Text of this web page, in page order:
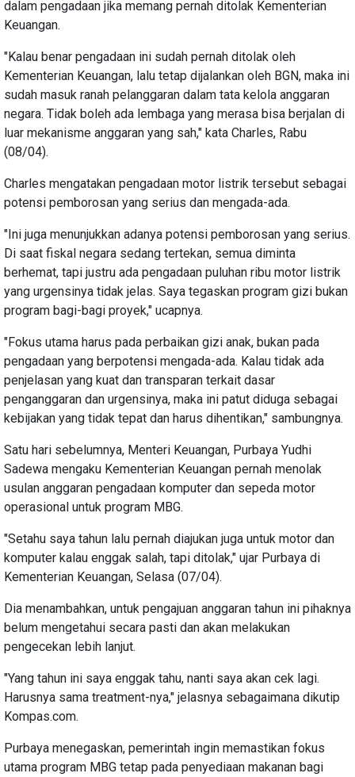
dalam pengadaan jika memang pernah ditolak Kementerian
Keuangan.
"Kalau benar pengadaan ini sudah pernah ditolak oleh
Kementerian Keuangan, lalu tetap dijalankan oleh BGN, maka ini
sudah masuk ranah pelanggaran dalam tata kelola anggaran
negara. Tidak boleh ada lembaga yang merasa bisa berjalan di
luar mekanisme anggaran yang sah," kata Charles, Rabu
(08/04).
Charles mengatakan pengadaan motor listrik tersebut sebagai
potensi pemborosan yang serius dan mengada-ada.
"Ini juga menunjukkan adanya potensi pemborosan yang serius.
Di saat fiskal negara sedang tertekan, semua diminta
berhemat, tapi justru ada pengadaan puluhan ribu motor listrik
yang urgensinya tidak jelas. Saya tegaskan program gizi bukan
program bagi-bagi proyek," ucapnya.
"Fokus utama harus pada perbaikan gizi anak, bukan pada
pengadaan yang berpotensi mengada-ada. Kalau tidak ada
penjelasan yang kuat dan transparan terkait dasar
penganggaran dan urgensinya, maka ini patut diduga sebagai
kebijakan yang tidak tepat dan harus dihentikan," sambungnya.
Satu hari sebelumnya, Menteri Keuangan, Purbaya Yudhi
Sadewa mengaku Kementerian Keuangan pernah menolak
usulan anggaran pengadaan komputer dan sepeda motor
operasional untuk program MBG.
"Setahu saya tahun lalu pernah diajukan juga untuk motor dan
komputer kalau enggak salah, tapi ditolak," ujar Purbaya di
Kementerian Keuangan, Selasa (07/04).
Dia menambahkan, untuk pengajuan anggaran tahun ini pihaknya
belum mengetahui secara pasti dan akan melakukan
pengecekan lebih lanjut.
"Yang tahun ini saya enggak tahu, nanti saya akan cek lagi.
Harusnya sama treatment-nya," jelasnya sebagaimana dikutip
Kompas.com.
Purbaya menegaskan, pemerintah ingin memastikan fokus
utama program MBG tetap pada penyediaan makanan bagi